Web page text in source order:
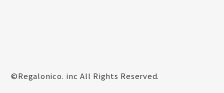
©︎Regalonico. inc All Rights Reserved.